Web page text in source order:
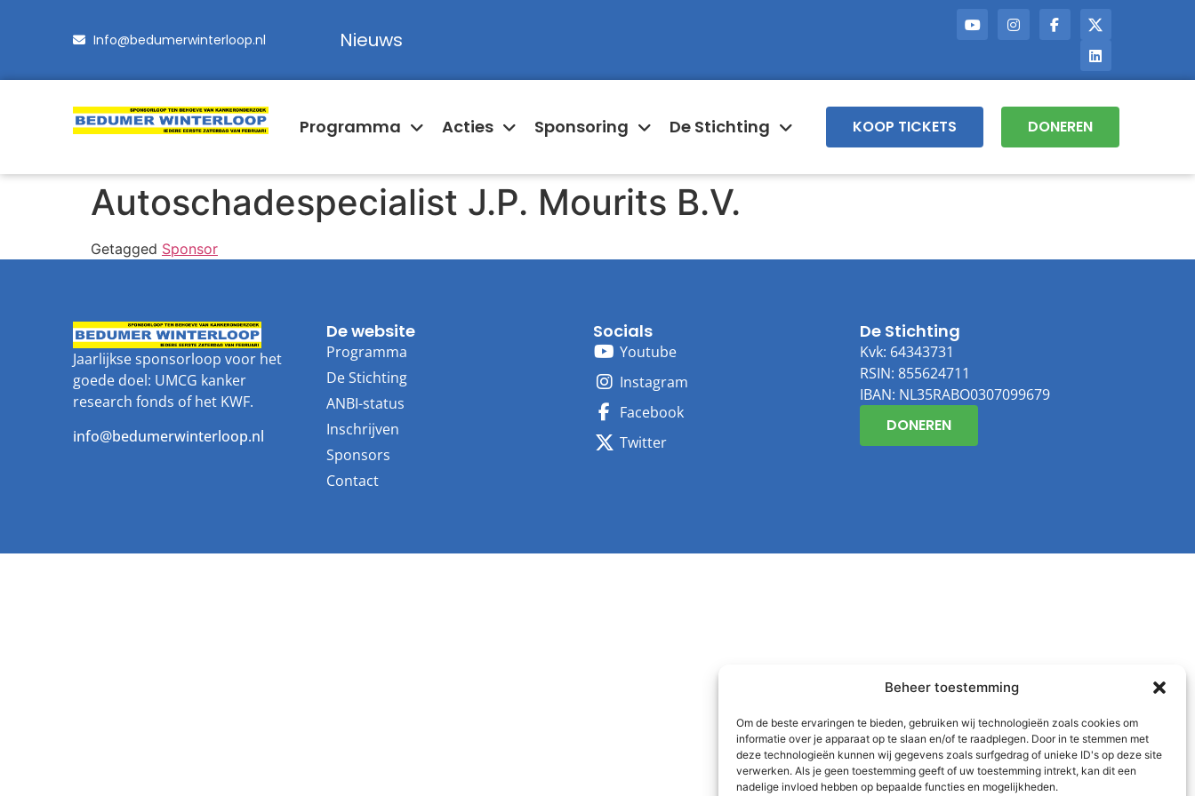
Beheer toestemming
Om de beste ervaringen te bieden, gebruiken wij technologieën zoals cookies om
informatie over je apparaat op te slaan en/of te raadplegen. Door in te stemmen met
deze technologieën kunnen wij gegevens zoals surfgedrag of unieke ID's op deze site
verwerken. Als je geen toestemming geeft of uw toestemming intrekt, kan dit een
nadelige invloed hebben op bepaalde functies en mogelijkheden.
Info@bedumerwinterloop.nl Nieuws
Programma Acties Sponsoring De Stichting KOOP TICKETS DONEREN
Autoschadespecialist J.P. Mourits B.V.
Getagged Sponsor
Jaarlijkse sponsorloop voor het
goede doel: UMCG kanker
research fonds of het KWF.
info@bedumerwinterloop.nl
De website
Programma
De Stichting
ANBI-status
Inschrijven
Sponsors
Contact
Socials
Youtube
Instagram
Facebook
Twitter
De Stichting
Kvk: 64343731
RSIN: 855624711
IBAN: NL35RABO0307099679
DONEREN